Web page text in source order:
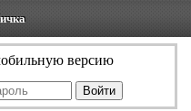
версию